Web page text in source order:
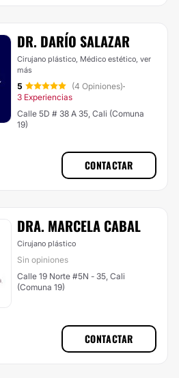
DR. DARÍO SALAZAR
Cirujano plástico, Médico estético, ver
más
5 (4 Opiniones)·
3 Experiencias
Calle 5D # 38 A 35, Cali (Comuna
19)
CONTACTAR
DRA. MARCELA CABAL
Cirujano plástico
Sin opiniones
Calle 19 Norte #5N - 35, Cali
(Comuna 19)
CONTACTAR